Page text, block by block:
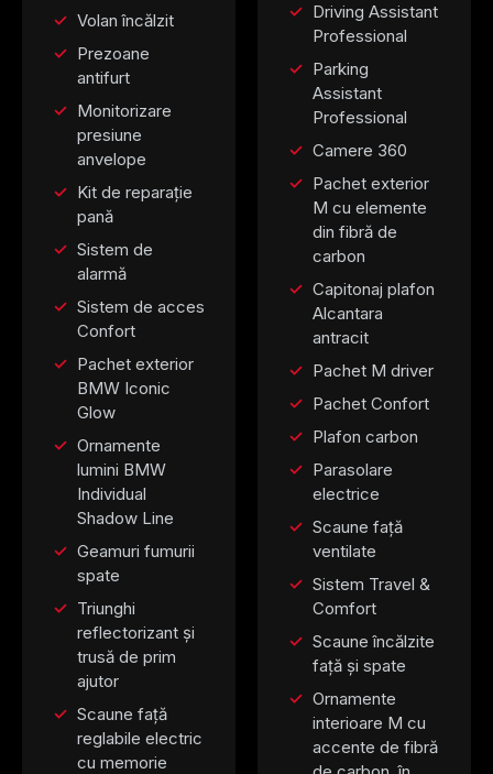
Volan încălzit
Prezoane
antifurt
Monitorizare
presiune
anvelope
Kit de reparație
pană
Sistem de
alarmă
Sistem de acces
Confort
Pachet exterior
BMW Iconic
Glow
Ornamente
lumini BMW
Individual
Shadow Line
Geamuri fumurii
spate
Triunghi
reflectorizant și
trusă de prim
ajutor
Scaune față
reglabile electric
cu memorie
Driving Assistant
Professional
Parking
Assistant
Professional
Camere 360
Pachet exterior
M cu elemente
din fibră de
carbon
Capitonaj plafon
Alcantara
antracit
Pachet M driver
Pachet Confort
Plafon carbon
Parasolare
electrice
Scaune față
ventilate
Sistem Travel &
Comfort
Scaune încălzite
față și spate
Ornamente
interioare M cu
accente de fibră